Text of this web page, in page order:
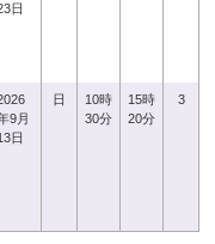
日
9月
日
日
10時
30分
15時
20分
3